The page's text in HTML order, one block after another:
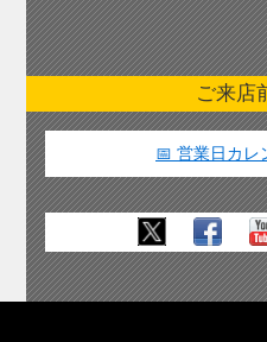
ご来店
📅 営業日カレ